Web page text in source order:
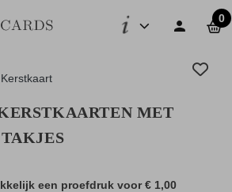
0
Kerstkaart
MET
een proefdruk voor€ 1,00